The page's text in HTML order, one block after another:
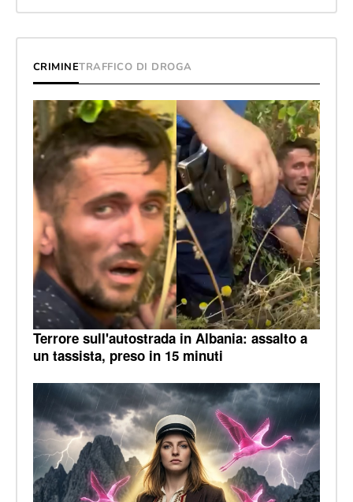
CRIMINETRAFFICO DI DROGA
Terrore sull'autostrada in Albania: assalto a
un tassista, preso in 15 minuti